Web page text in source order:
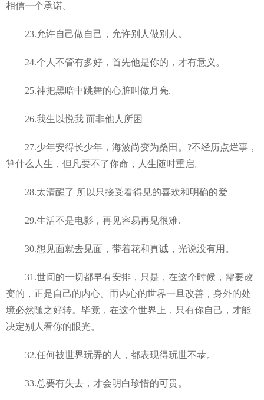
相信一个承诺。
23.允许自己做自己，允许别人做别人。
24.个人不管有多好，首先他是你的，才有意义。
25.神把黑暗中跳舞的心脏叫做月亮.
26.我生以悦我 而非他人所困
27.少年安得长少年，海波尚变为桑田。?不经历点烂事，
算什么人生，但凡要不了你命，人生随时重启。
28.太清醒了 所以只接受看得见的喜欢和明确的爱
29.生活不是电影，再见容易再见很难.
30.想见面就去见面，带着花和真诚，光说没有用。
31.世间的一切都早有安排，只是，在这个时候，需要改
变的，正是自己的内心。而内心的世界一旦改善，身外的处
境必然随之好转。毕竟，在这个世界上，只有你自己，才能
决定别人看你的眼光。
32.任何被世界玩弄的人，都表现得玩世不恭。
33.总要有失去，才会明白珍惜的可贵。